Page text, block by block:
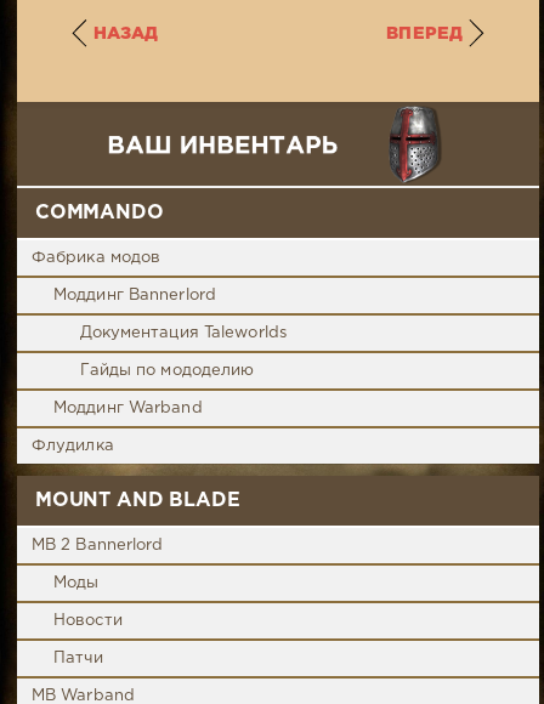
НАЗАД ВПЕРЕД
COMMANDO
Фабрика модов
Моддинг Bannerlord
Документация Taleworlds
Гайды по мододелию
Моддинг Warband
Флудилка
MOUNT AND BLADE
MB 2 Bannerlord
Моды
Новости
Патчи
MB Warband